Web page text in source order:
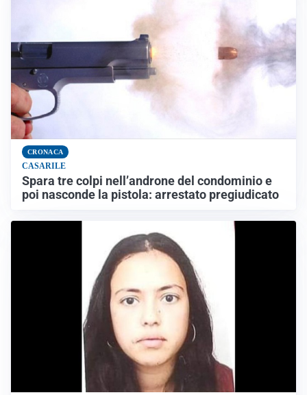
CRONACA
CASARILE
Spara tre colpi nell’androne del condominio e
poi nasconde la pistola: arrestato pregiudicato